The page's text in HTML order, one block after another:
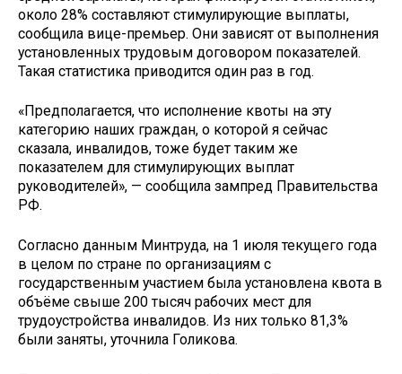
около 28% составляют стимулирующие выплаты,
сообщила вице-премьер. Они зависят от выполнения
установленных трудовым договором показателей.
Такая статистика приводится один раз в год.
«Предполагается, что исполнение квоты на эту
категорию наших граждан, о которой я сейчас
сказала, инвалидов, тоже будет таким же
показателем для стимулирующих выплат
руководителей», — сообщила зампред Правительства
РФ.
Согласно данным Минтруда, на 1 июля текущего года
в целом по стране по организациям с
государственным участием была установлена квота в
объёме свыше 200 тысяч рабочих мест для
трудоустройства инвалидов. Из них только 81,3%
были заняты, уточнила Голикова.